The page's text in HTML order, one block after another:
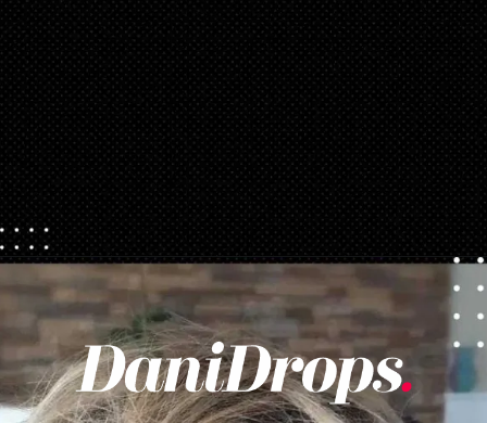
Opening https://danidrops.com.br/tendencia-corte-de-cabelo-feminino-2025/